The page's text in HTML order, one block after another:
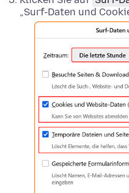
„Surf-Daten und